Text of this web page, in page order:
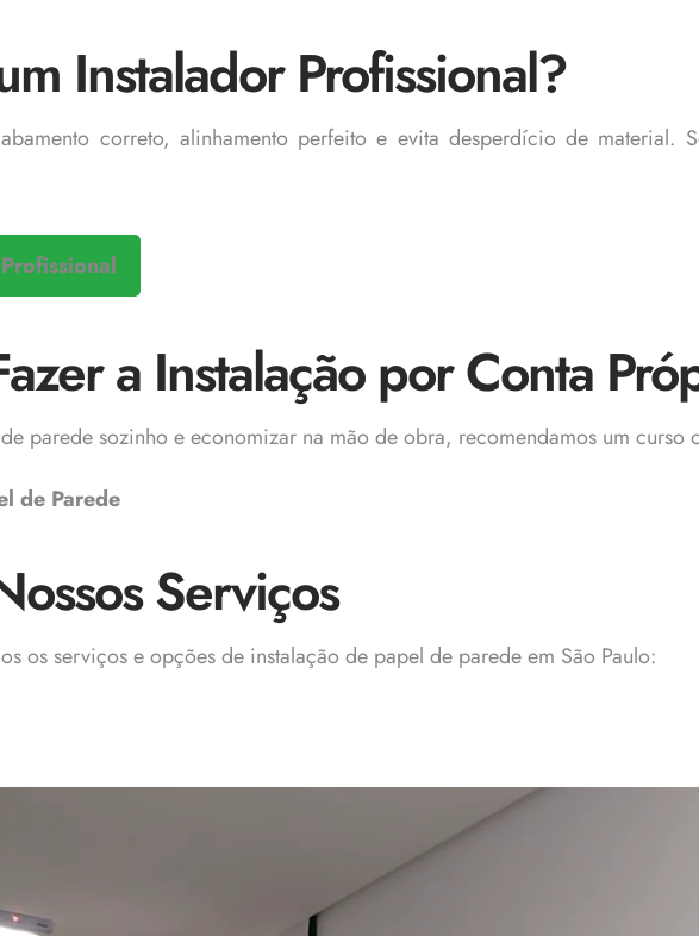
Instalador Profissional?
correto, alinhamento perfeito e evita desperdício de material.
a Instalação por Conta
parede sozinho e economizar na mão de obra, recomendamos um curso
de Parede
Serviços
os serviços e opções de instalação de papel de parede em São Paulo: